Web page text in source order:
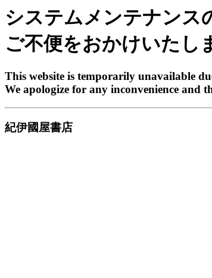
システムメンテナンス
ご不便をおかけいたし
This website is temporarily unavailable
We apologize for any inconvenience and
紀伊國屋書店